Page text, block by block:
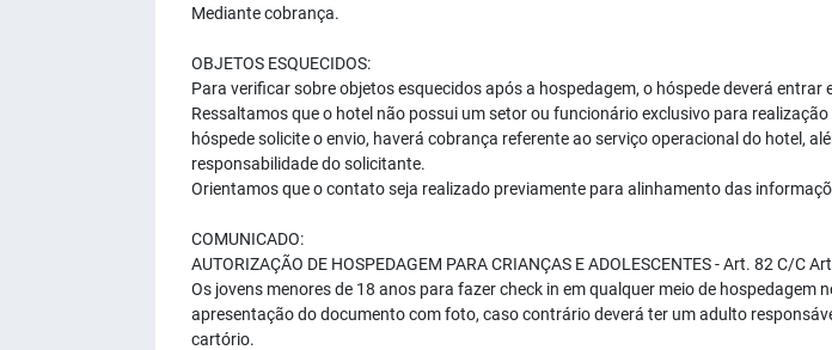
Mediante cobrança.
OBJETOS ESQUECIDOS:
Para verificar sobre objetos esquecidos após a hospedagem, o hóspede deverá
Ressaltamos que o hotel não possui um setor ou funcionário exclusivo para
hóspede solicite o envio, haverá cobrança referente ao serviço operacional do hotel,
responsabilidade do solicitante.
Orientamos que o contato seja realizado previamente para alinhamento das
COMUNICADO:
AUTORIZAÇÃO DE HOSPEDAGEM PARA CRIANÇAS E ADOLESCENTES - Art. 82 C/C
Os jovens menores de 18 anos para fazer check in em qualquer meio de
apresentação do documento com foto, caso contrário deverá ter um adulto
cartório.